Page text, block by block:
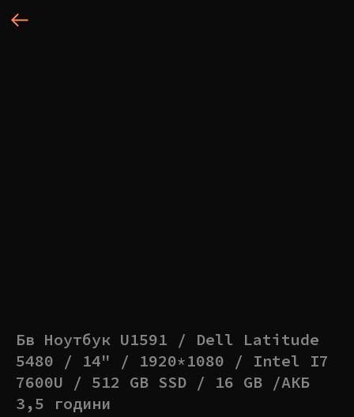
Бв Ноутбук U1591 / Dell Latitude
5480 / 14" / 1920*1080 / Intel I7
7600U / 512 GB SSD / 16 GB /АКБ
3,5 години